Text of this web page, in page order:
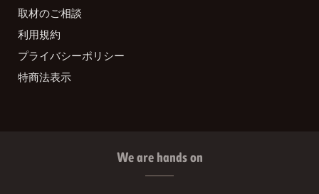
取材のご相談
利用規約
プライバシーポリシー
特商法表示
We are hands on